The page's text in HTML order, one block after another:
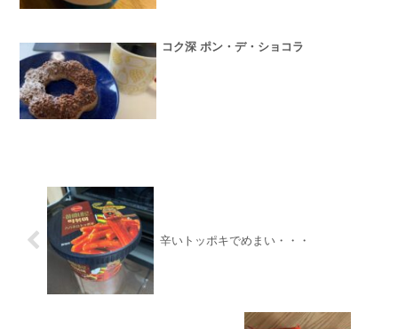
コク深 ポン・デ・ショコラ
辛いトッポキでめまい・・・